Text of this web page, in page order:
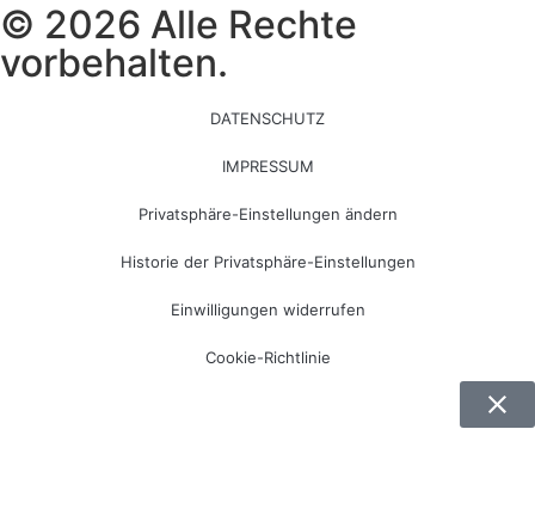
© 2026 Alle Rechte
vorbehalten.
DATENSCHUTZ
IMPRESSUM
Privatsphäre-Einstellungen ändern
Historie der Privatsphäre-Einstellungen
Einwilligungen widerrufen
Cookie-Richtlinie